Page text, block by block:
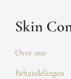
Skin
Over ons
Behandelingen